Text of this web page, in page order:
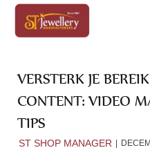
VERSTERK JE
CONTENT: VIDEO
TIPS
ST SHOP MANAGER